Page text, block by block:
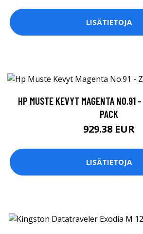
LISÄTIETOJA
HP MUSTE KEVYT MAGENTA
PACK
929.38 EUR
LISÄTIETOJA